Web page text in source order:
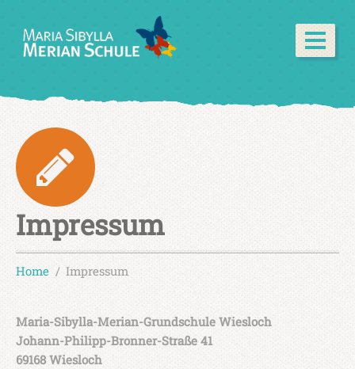
Impressum
Home Impressum
Maria-Sibylla-Merian-Grundschule Wiesloch
Johann-Philipp-Bronner-Straße 41
69168 Wiesloch